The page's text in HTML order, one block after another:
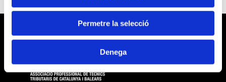
Permetre la selecció
Denega